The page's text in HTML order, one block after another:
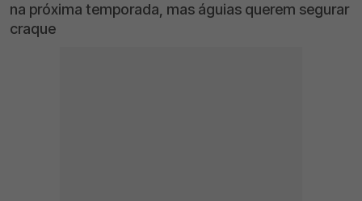
na próxima temporada, mas águias querem segurar
craque